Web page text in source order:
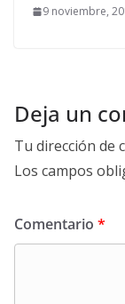
9 noviembre,
Deja un
Tu dirección de
Los campos
Comentario *